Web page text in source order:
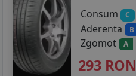
235/45R18
235/50R18
245/45R19
Consum
C
Aderenta B
Zgomot A
293 RON